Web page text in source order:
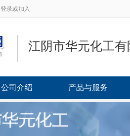
登录或加入
江阴市华元化工
公司介绍 产品与服务